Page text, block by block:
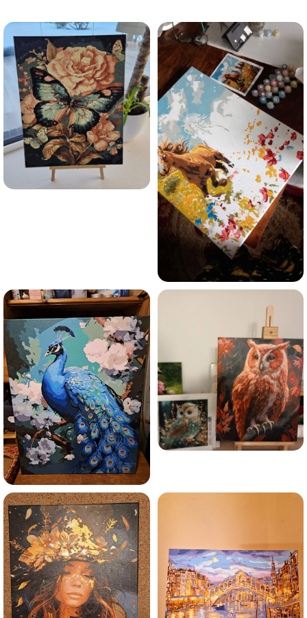
Esmu iepazinies ar GleznoPats.lv privātuma politiku un
piekrītu tai
GleznoPats.lvPrivātuma politika
SAŅEMT -10%